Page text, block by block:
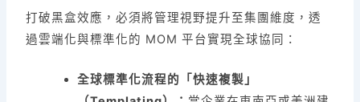
打破黑盒效應，必須將管理視野提升至集團維度，透
過雲端化與標準化的 MOM 平台實現全球協同：
全球標準化流程的「快速複製」